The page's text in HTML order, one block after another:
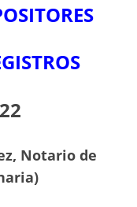
Notario de